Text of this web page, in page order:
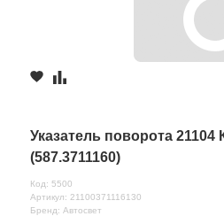
Указатель поворота
(587.3711160)
Код: 5500
Артикул: 21100371116130
Бренд: Автосвет